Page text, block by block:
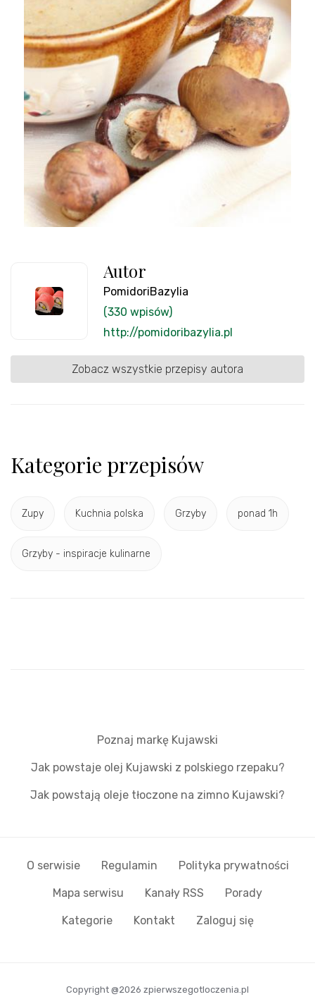
Autor
PomidoriBazylia
(330 wpisów)
http://pomidoribazylia.pl
Zobacz wszystkie przepisy autora
Kategorie przepisów
Zupy Kuchnia polska Grzyby ponad 1h
Grzyby - inspiracje kulinarne
Poznaj markę Kujawski
Jak powstaje olej Kujawski z polskiego rzepaku?
Jak powstają oleje tłoczone na zimno Kujawski?
O serwisie Regulamin Polityka prywatności
Mapa serwisu Kanały RSS Porady
Kategorie Kontakt Zaloguj się
Copyright @2026 zpierwszegotloczenia.pl